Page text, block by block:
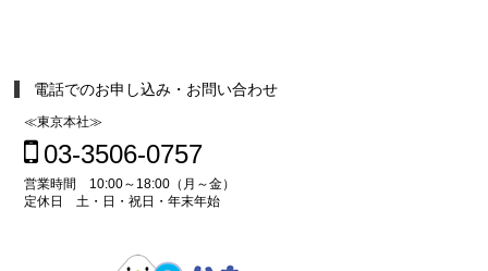
電話でのお申し込み・お問い合わせ
≪東京本社≫
03-3506-0757
営業時間 10:00～18:00（月～金）
定休日 土・日・祝日・年末年始